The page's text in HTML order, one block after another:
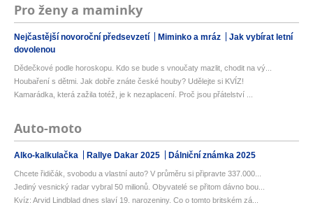
Pro ženy a maminky
Nejčastější novoroční předsevzetí Miminko a mráz
Jak vybírat letní
dovolenou
Dědečkové podle horoskopu. Kdo se bude s vnoučaty mazlit, chodit na vý...
Houbaření s dětmi. Jak dobře znáte české houby? Udělejte si KVÍZ!
Kamarádka, která zažila totéž, je k nezaplacení. Proč jsou přátelství ...
Auto-moto
Alko-kalkulačka Rallye Dakar 2025 Dálniční známka 2025
Chcete řidičák, svobodu a vlastní auto? V průměru si připravte 337.000...
Jediný vesnický radar vybral 50 milionů. Obyvatelé se přitom dávno bou...
Kvíz: Arvid Lindblad dnes slaví 19. narozeniny. Co o tomto britském zá...